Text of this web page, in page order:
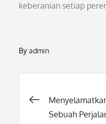
keberanian setiap
Byadmin
Post
Sebuah